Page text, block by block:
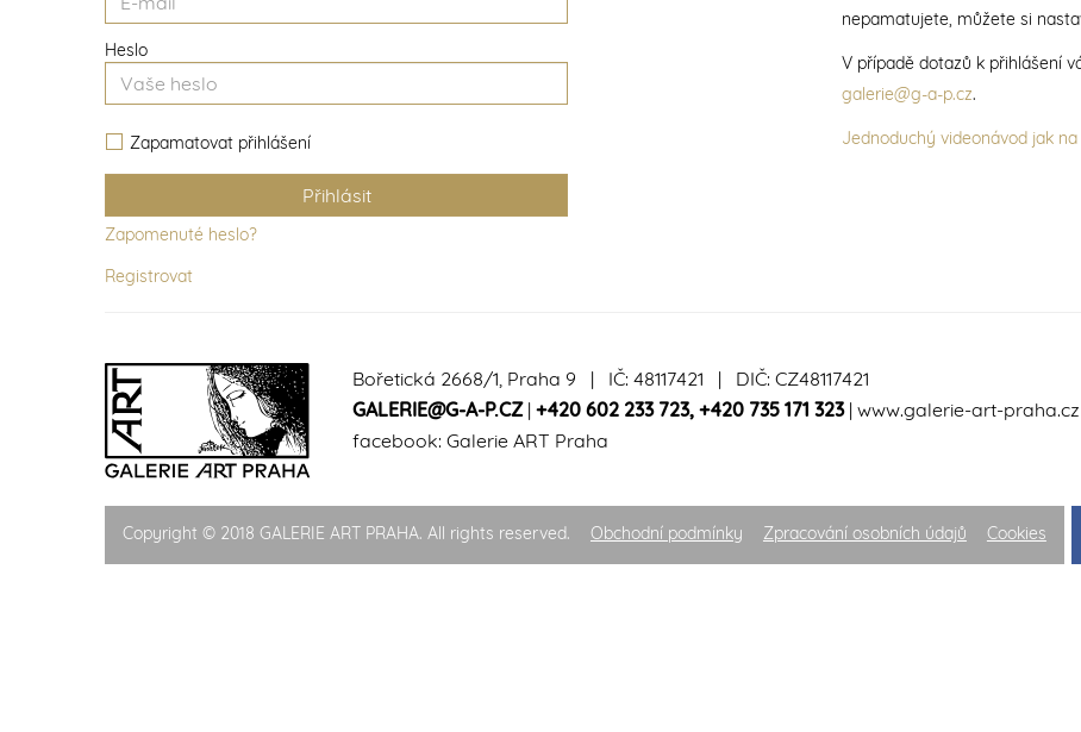
Heslo
Zapamatovat přihlášení
Zapomenuté heslo?
Registrovat
nepamatujete, můžete si
V případě dotazů k přihlášení
galerie@g-a-p.cz.
Jednoduchý videonávod jak na
Bořetická 2668/1, Praha 9 | IČ: 48117421 | DIČ: CZ48117421
GALERIE@G-A-P.CZ| +420 602 233 723, +420 735 171 323| www.galerie-art-praha.cz
facebook: Galerie ART Praha
Copyright © 2018 GALERIE ART PRAHA. All rights reserved. Obchodní podmínky Zpracování osobních údajů Cookies